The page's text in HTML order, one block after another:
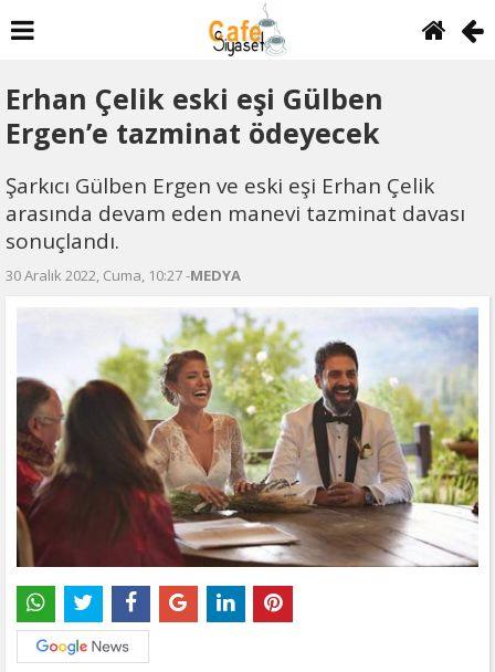
Erhan Çelik eski eşi Gülben
Ergen’e tazminat ödeyecek
Şarkıcı Gülben Ergen ve eski eşi Erhan Çelik
arasında devam eden manevi tazminat davası
sonuçlandı.
30 Aralık 2022, Cuma, 10:27 -MEDYA